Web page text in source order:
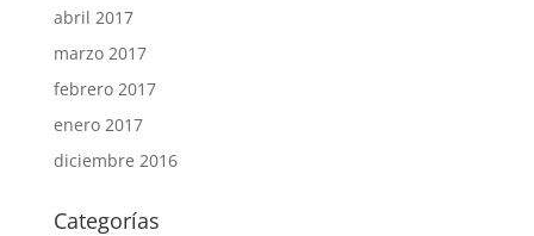
abril 2017
marzo 2017
febrero 2017
enero 2017
diciembre 2016
Categorías